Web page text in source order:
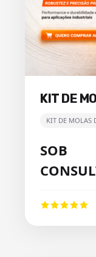
KIT DE
KIT DE MOLAS
SOB